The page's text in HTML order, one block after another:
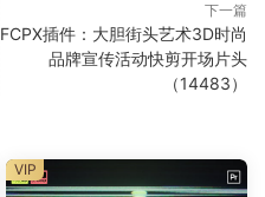
下一篇
FCPX插件：大胆街头艺术3D时尚
品牌宣传活动快剪开场片头
（14483）
VIP